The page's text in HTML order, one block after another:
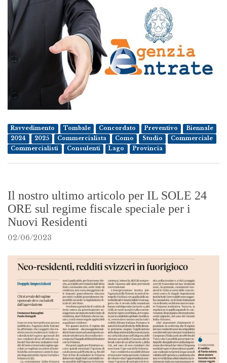
Ravvedimento Tombale Concordato Preventivo
Biennale
2024
2025 Commercialista Como Studio
Commerciale
Commercialisti
Consulenti Lago Provincia
Il nostro ultimo articolo per IL SOLE 24
ORE sul regime fiscale speciale per i
Nuovi Residenti
02/06/2023